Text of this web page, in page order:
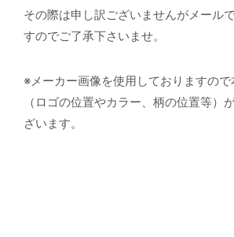
その際は申し訳ございませんがメール
すのでご了承下さいませ。
※メーカー画像を使用しておりますの
（ロゴの位置やカラー、柄の位置等）
ざいます。